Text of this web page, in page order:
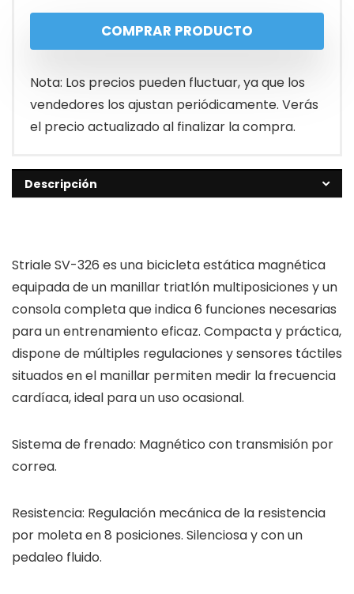
COMPRAR PRODUCTO
Nota: Los precios pueden fluctuar, ya que los
vendedores los ajustan periódicamente. Verás
el precio actualizado al finalizar la compra.
Descripción
Striale SV-326 es una bicicleta estática magnética
equipada de un manillar triatlón multiposiciones y un
consola completa que indica 6 funciones necesarias
para un entrenamiento eficaz. Compacta y práctica,
dispone de múltiples regulaciones y sensores táctiles
situados en el manillar permiten medir la frecuencia
cardíaca, ideal para un uso ocasional.
Sistema de frenado: Magnético con transmisión por
correa.
Resistencia: Regulación mecánica de la resistencia
por moleta en 8 posiciones. Silenciosa y con un
pedaleo fluido.